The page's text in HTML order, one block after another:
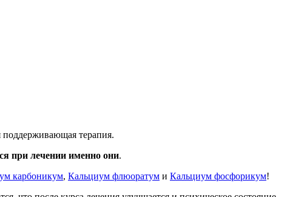
поддерживающая терапия.
при лечении именно они.
карбоникум, Кальциум флюоратум и Кальциум фосфорикум!